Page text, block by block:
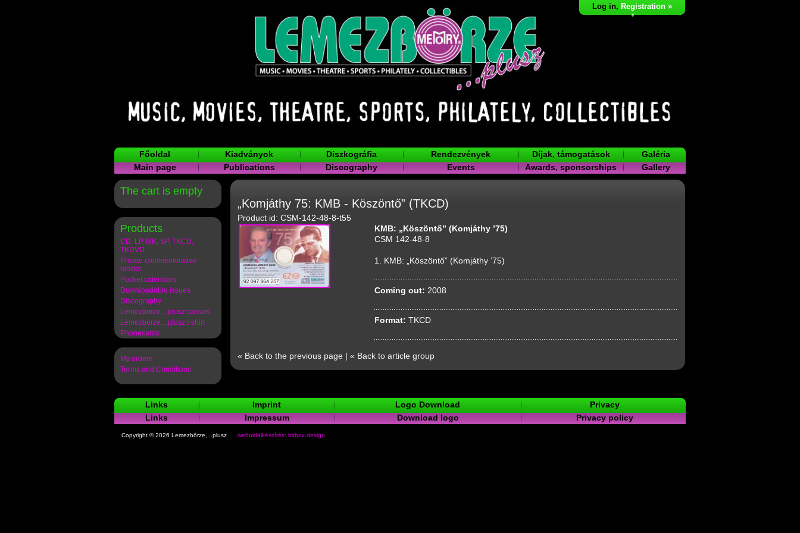
Log in, Registration »
Főoldal Kiadványok Diszkográfia Rendezvények Díjak, támogatások
Galéria
Main page
Publications Discography Events Awards, sponsorships Gallery
The cart is empty
Products
CD, LP, MK, SP, TKCD,
TKDVD
Private commemorative
blocks
Pocket calendars
Downloadable issues
Discography
Lemezbörze,...plusz passes
Lemezbörze,...plusz t-shirt
Phonecards
My orders
Terms and Conditions
„Komjáthy 75: KMB - Köszöntő” (TKCD)
Product id: CSM-142-48-8-t55
KMB: „Köszöntő” (Komjáthy ’75)
CSM 142-48-8
1. KMB: „Köszöntő” (Komjáthy ’75)
Coming out: 2008
Format: TKCD
« Back to the previous page | « Back to article group
Links Imprint Logo Download
Privacy
Links
Impressum Download logo Privacy policy
Copyright © 2026 Lemezbörze,...plusz weboldalkészítés: bitbox.design